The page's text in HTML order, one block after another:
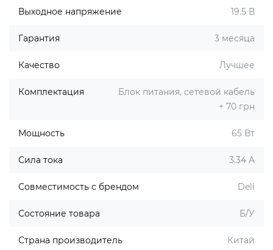
Выходное напряжение 19.5 В
Гарантия 3 месяца
Качество Лучшее
Комплектация
Блок питания, сетевой кабель
+ 70 грн
Мощность 65 Вт
Сила тока 3.34 A
Совместимость с брендом Dell
Состояние товара Б/У
Страна производитель Китай